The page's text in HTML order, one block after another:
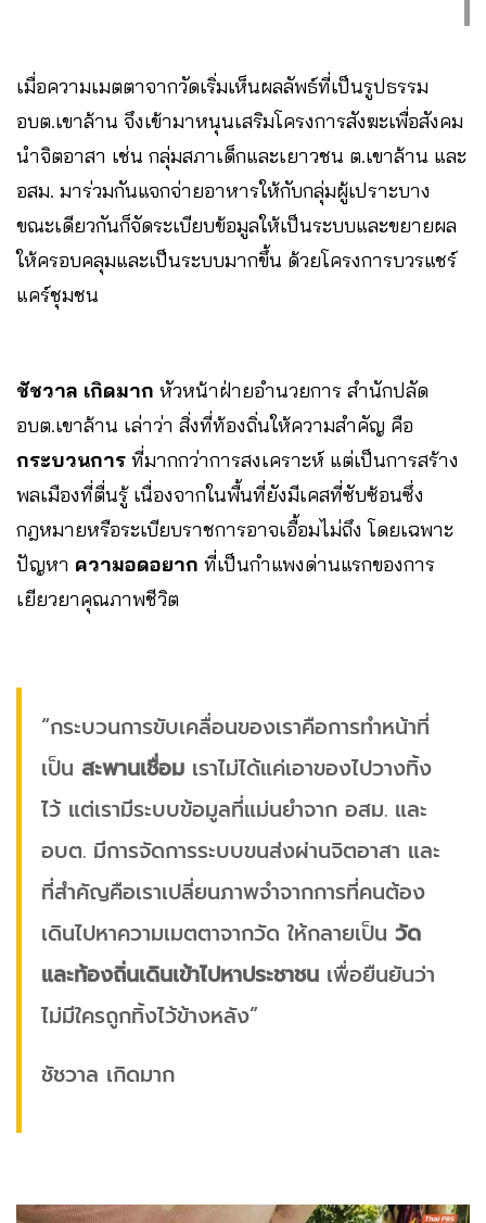
เมื่อความเมตตาจากวัดเริ่มเห็นผลลัพธ์ที่เป็นรูปธรรม
อบต.เขาล้าน จึงเข้ามาหนุนเสริมโครงการสังฆะเพื่อสังคม
นำจิตอาสา เช่น กลุ่มสภาเด็กและเยาวชน ต.เขาล้าน และ
อสม. มาร่วมกันแจกจ่ายอาหารให้กับกลุ่มผู้เปราะบาง
ขณะเดียวกันก็จัดระเบียบข้อมูลให้เป็นระบบและขยายผล
ให้ครอบคลุมและเป็นระบบมากขึ้น ด้วยโครงการบวรแชร์
แคร์ชุมชน
ชัชวาล เกิดมาก หัวหน้าฝ่ายอำนวยการ สำนักปลัด
อบต.เขาล้าน เล่าว่า สิ่งที่ท้องถิ่นให้ความสำคัญ คือ
กระบวนการ ที่มากกว่าการสงเคราะห์ แต่เป็นการสร้าง
พลเมืองที่ตื่นรู้ เนื่องจากในพื้นที่ยังมีเคสที่ซับซ้อนซึ่ง
กฎหมายหรือระเบียบราชการอาจเอื้อมไม่ถึง โดยเฉพาะ
ปัญหา ความอดอยาก ที่เป็นกำแพงด่านแรกของการ
เยียวยาคุณภาพชีวิต
“กระบวนการขับเคลื่อนของเราคือการทำหน้าที่
เป็น สะพานเชื่อม เราไม่ได้แค่เอาของไปวางทิ้ง
ไว้ แต่เรามีระบบข้อมูลที่แม่นยำจาก อสม. และ
อบต. มีการจัดการระบบขนส่งผ่านจิตอาสา และ
ที่สำคัญคือเราเปลี่ยนภาพจำจากการที่คนต้อง
เดินไปหาความเมตตาจากวัด ให้กลายเป็น วัด
และท้องถิ่นเดินเข้าไปหาประชาชน เพื่อยืนยันว่า
ไม่มีใครถูกทิ้งไว้ข้างหลัง”
ชัชวาล เกิดมาก